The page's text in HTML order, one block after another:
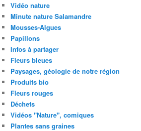
Vidéo nature
Minute nature Salamandre
Mousses-Algues
Papillons
Infos à partager
Fleurs bleues
Paysages, géologie de notre région
Produits bio
Fleurs rouges
Déchets
Vidéos "Nature", comiques
Plantes sans graines